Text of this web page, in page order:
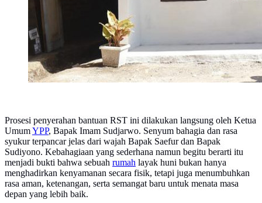
Prosesi penyerahan bantuan RST ini dilakukan langsung oleh Ketua
UmumYPP, Bapak Imam Sudjarwo. Senyum bahagia dan rasa
syukur terpancar jelas dari wajah Bapak Saefur dan Bapak
Sudiyono. Kebahagiaan yang sederhana namun begitu berarti itu
menjadi bukti bahwa sebuah rumah layak huni bukan hanya
menghadirkan kenyamanan secara fisik, tetapi juga menumbuhkan
rasa aman, ketenangan, serta semangat baru untuk menata masa
depan yang lebih baik.